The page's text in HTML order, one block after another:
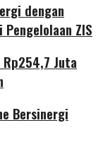
dengan
ZIS
Rp254,7 Juta
Bersinergi